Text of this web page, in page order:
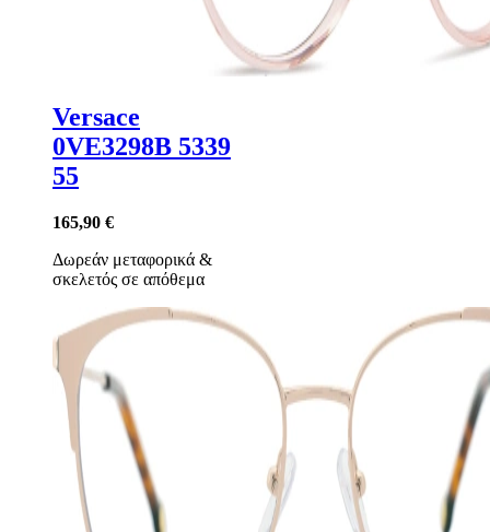
Versace
0VE3298B 5339
55
165,90 €
Δωρεάν μεταφορικά &
σκελετός σε απόθεμα